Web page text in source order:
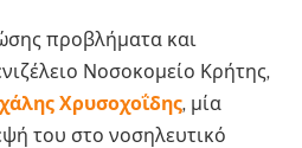
προβλήματα και
Νοσοκομείο Κρήτης,
Χρυσοχοΐδης, μία
του στο νοσηλευτικό